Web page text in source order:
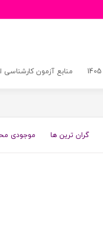
منابع آزمون
گران ترین ها موجودی